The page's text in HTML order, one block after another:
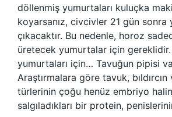
döllenmiş yumurtaları kuluçka
koyarsanız, civcivler 21 gün sonra
çıkacaktır. Bu nedenle, horoz
üretecek yumurtalar için
yumurtaları için… Tavuğun pipisi
Araştırmalara göre tavuk,
türlerinin çoğu henüz embriyo
salgıladıkları bir protein,